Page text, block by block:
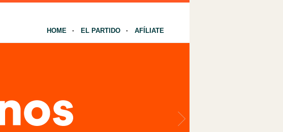
HOME EL PARTIDO AFÍLIATE